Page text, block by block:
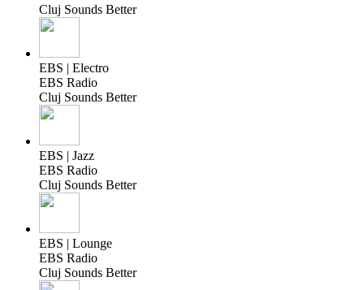
Cluj Sounds Better
EBS | Electro
EBS Radio
Cluj Sounds Better
EBS | Jazz
EBS Radio
Cluj Sounds Better
EBS | Lounge
EBS Radio
Cluj Sounds Better